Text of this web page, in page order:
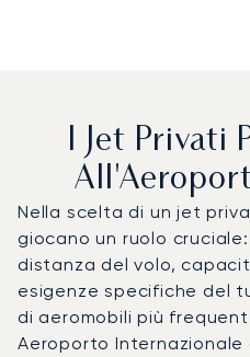
I Jet Privati
Nella scelta di un jet
giocano un ruolo
distanza del volo,
esigenze specifiche del
di aeromobili più
Aeroporto Internazionale